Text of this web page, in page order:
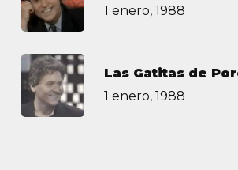
1 enero, 1988
Las Gatitas de
1 enero, 1988